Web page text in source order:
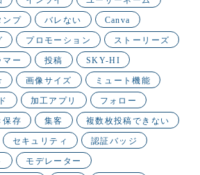
ンプ バレない Canva
プロモーション ストーリーズ
マー 投稿 SKY-HI
画像サイズ ミュート機能
加工アプリ フォロー
保存 集客 複数枚投稿できない
セキュリティ 認証バッジ
モデレーター